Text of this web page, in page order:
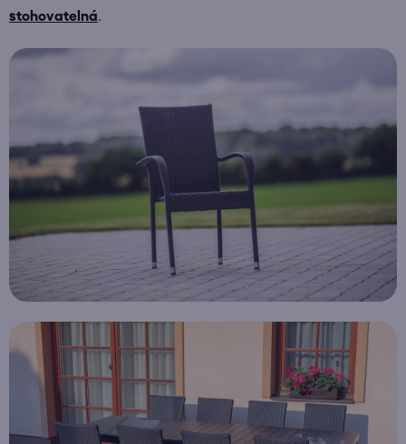
stohovatelná